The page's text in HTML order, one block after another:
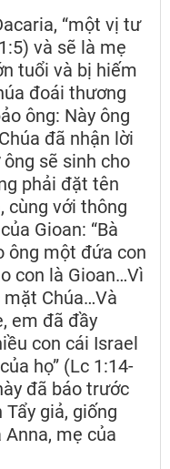
“một vị tư
và sẽ là mẹ
tuổi và bị hiếm
đoái thương
ông: Này ông
đã nhận lời
sẽ sinh cho
phải đặt tên
cùng với thông
Gioan: “Bà
ông một đứa con
con là Gioan…Vì
Chúa…Và
em đã đầy
con cái Israel
họ” (Lc 1:14-
đã báo trước
giả, giống
Anna, mẹ của